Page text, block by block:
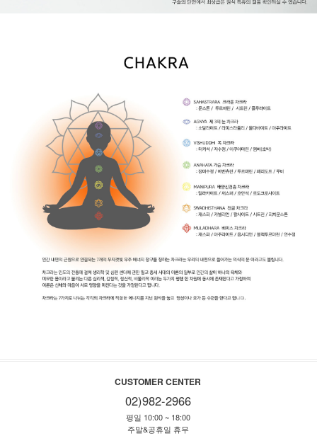
CUSTOMER CENTER
02)982-2966
평일 10:00 ~ 18:00
주말&공휴일 휴무